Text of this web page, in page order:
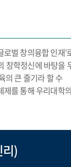
벌 창의융합 인재’
창학정신에 바탕을
의 큰 줄기라 할 수
제를 통해 우리대학
)